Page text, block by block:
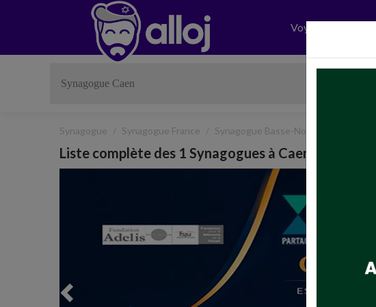
Voyages
Synagogue Synagogue France Synagogue Basse-Normandie
Liste complète des 1 Synagogues à Caen